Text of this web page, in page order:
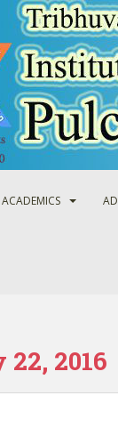
ACADEMICS
2016